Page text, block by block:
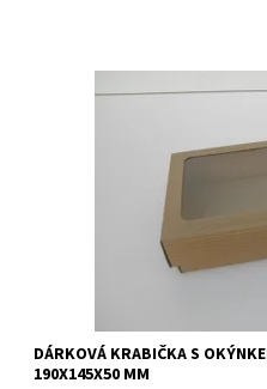
Materiál - Mikrovlnná lepenka
Na dotaz
25401
DÁRKOVÁ KRABIČKA S
190X145X50 MM